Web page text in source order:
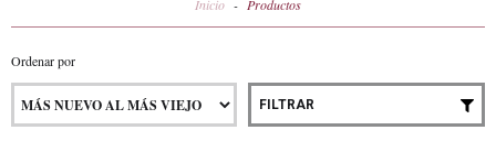
Inicio - Productos
Ordenar por
FILTRAR